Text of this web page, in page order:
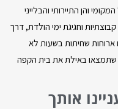
והן התיירותי והבלייני
וחגיגת ימי הולדת, דרך
ארוחות שחיתות בשעות לא
שתמצאו באילת את בית הקפה
אותך